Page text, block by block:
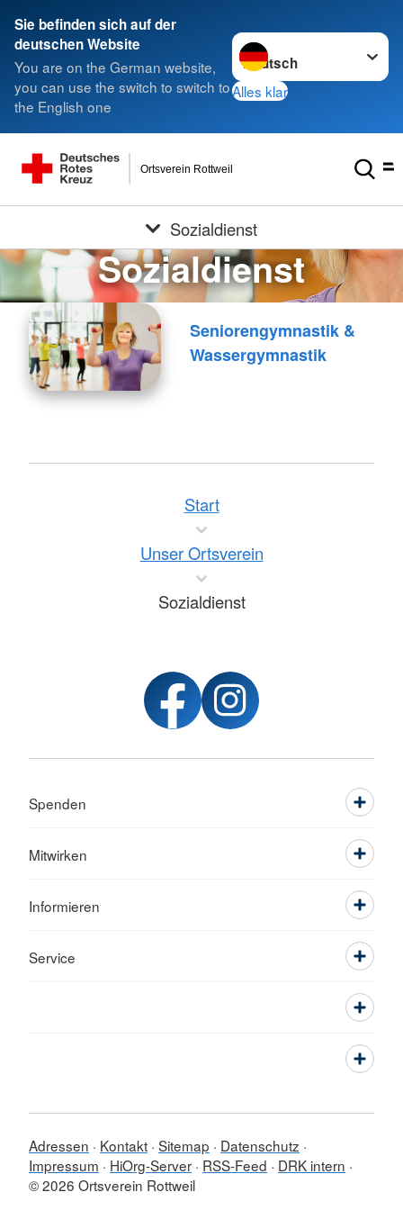
Sie befinden sich auf der
deutschen Website
You are on the German website,
you can use the switch to switch to
the English one
Sprache wechseln zu
Alles klar
Ortsverein Rottweil
Sozialdienst
Sozialdienst
Seniorengymnastik &
Wassergymnastik
Start
Unser Ortsverein
Sozialdienst
Spenden
Mitwirken
Informieren
Service
Adressen Kontakt Sitemap
Datenschutz
Impressum
HiOrg-Server RSS-Feed
DRK intern
© 2026 Ortsverein Rottweil